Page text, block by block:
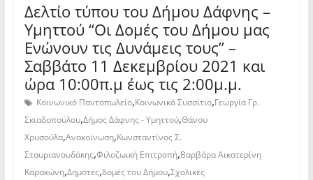
Δελτίο τύπου του Δήμου Δάφνης –
Υμηττού “Οι Δομές του Δήμου μας
Ενώνουν τις Δυνάμεις τους” –
Σαββάτο 11 Δεκεμβρίου 2021 και
ώρα 10:00π.μ έως τις 2:00μ.μ.
Κοινωνικό Παντοπωλείο,Κοινωνικό Συσσίτιο,Γεωργία Γρ.
Σκιαδοπούλου,Δήμος Δάφνης - Υμηττού,Θάνου
Χρυσούλα,Ανακοίνωση,Κωνσταντίνος Σ.
Σταυριανουδάκης,Φιλοζωική Επιτροπή,Βαρβάρα Αικατερίνη
Καρακώνη,Δημότες,δομές του Δήμου,Σχολικές